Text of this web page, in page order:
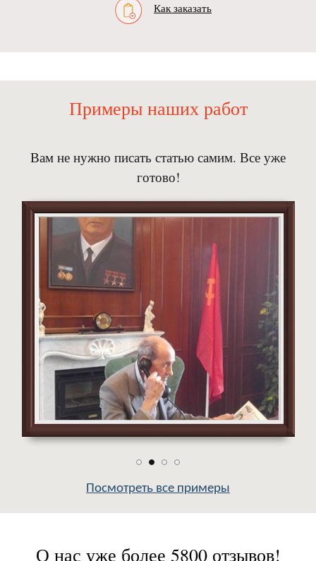
Как заказать
Примеры наших работ
Вам не нужно писать статью самим. Все уже
готово!
Посмотреть все примеры
О нас уже более 5800 отзывов!